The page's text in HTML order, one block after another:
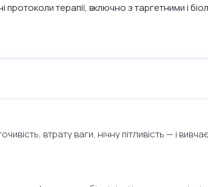
терапії, включно з таргетними і
втрату ваги, нічну пітливість — і